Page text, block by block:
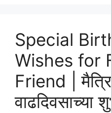
Special
Wishes for
Friend |
वाढदिवसाच्या